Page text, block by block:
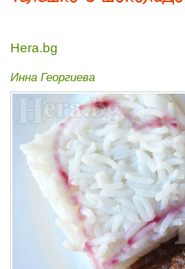
Hera.bg
Инна Георгиева